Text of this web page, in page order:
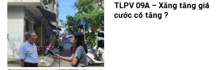
TLPV 09A – Xăng tăng giá
cước có tăng ?